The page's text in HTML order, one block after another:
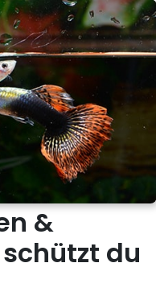
&
du